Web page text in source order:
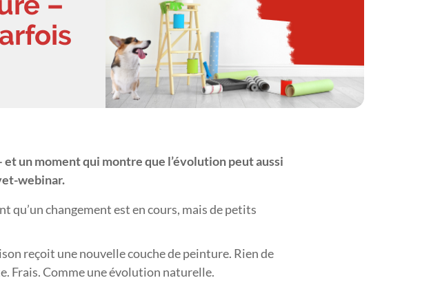
un moment qui montre que l’évolution peut aussi
webinar.
qu’un changement est en cours, mais de petits
reçoit une nouvelle couche de peinture. Rien de
Frais. Comme une évolution naturelle.